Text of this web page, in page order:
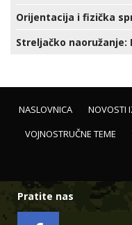
Orijentacija i fizička
Streljačko naoružanje:
NASLOVNICA NOVOSTI
VOJNOSTRUČNE TEME
Pratite nas